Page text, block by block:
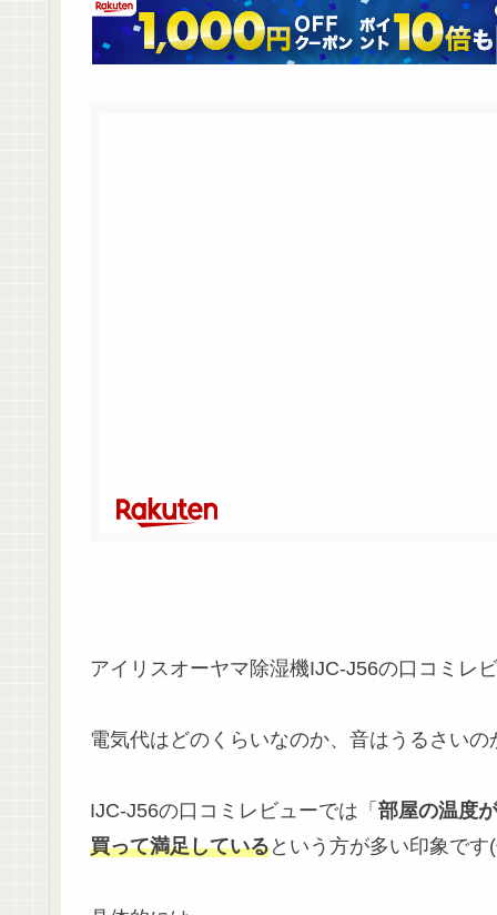
アイリスオーヤマ除湿機IJC-J56の口コミレ
電気代はどのくらいなのか、音はうるさい
IJC-J56の口コミレビューでは「 部屋の温度
買って満足しているという方が多い印象です